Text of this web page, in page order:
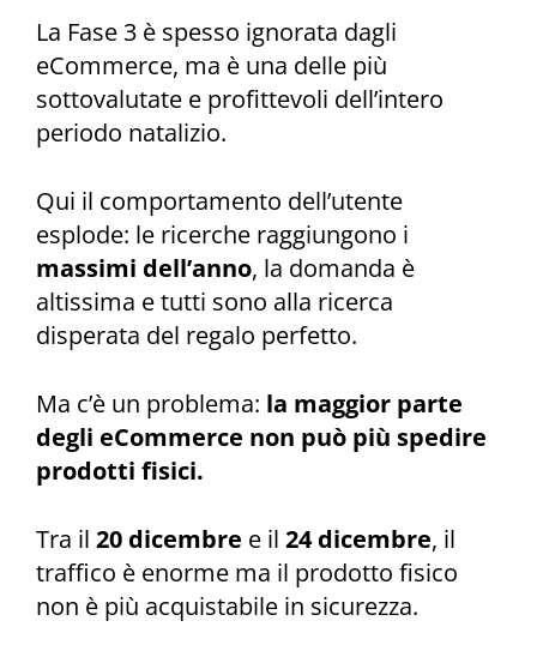
La Fase 3 è spesso ignorata dagli
eCommerce, ma è una delle più
sottovalutate e profittevoli dell’intero
periodo natalizio.
Qui il comportamento dell’utente
esplode: le ricerche raggiungono i
massimi dell’anno, la domanda è
altissima e tutti sono alla ricerca
disperata del regalo perfetto.
Ma c’è un problema: la maggior parte
degli eCommerce non può più spedire
prodotti fisici.
Tra il 20 dicembre e il 24 dicembre, il
traffico è enorme ma il prodotto fisico
non è più acquistabile in sicurezza.